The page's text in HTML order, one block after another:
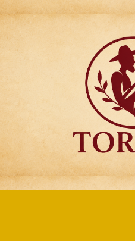
Articulos para
Regalo Torfer.